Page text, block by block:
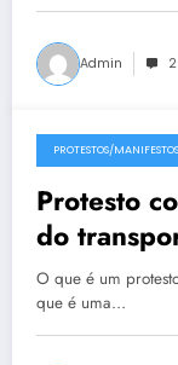
Admin
7 de junho de
PROTESTOS/MANIFESTOS
Protesto
do
– 06/06/
O que é um
que é uma…